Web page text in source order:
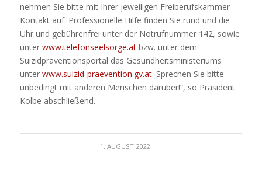
nehmen Sie bitte mit Ihrer jeweiligen Freiberufskammer
Kontakt auf. Professionelle Hilfe finden Sie rund und die
Uhr und gebührenfrei unter der Notrufnummer 142, sowie
unter www.telefonseelsorge.atbzw. unter dem
Suizidpräventionsportal das Gesundheitsministeriums
unter www.suizid-praevention.gv.at. Sprechen Sie bitte
unbedingt mit anderen Menschen darüber!“, so Präsident
Kolbe abschließend.
1. AUGUST 2022
/